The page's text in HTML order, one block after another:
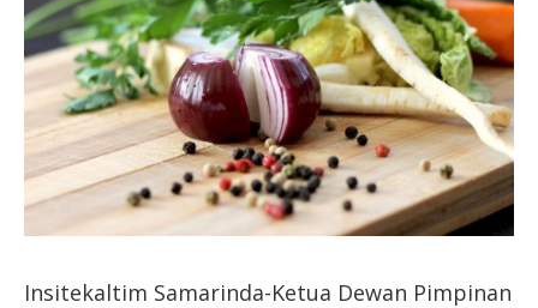
Insitekaltim Samarinda-Ketua Dewan Pimpinan